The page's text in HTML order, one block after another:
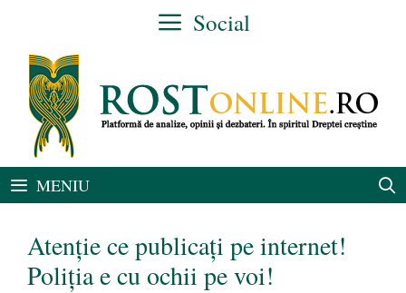
conținut
Social
MENIU
Atenție ce publicați pe internet!
Poliția e cu ochii pe voi!